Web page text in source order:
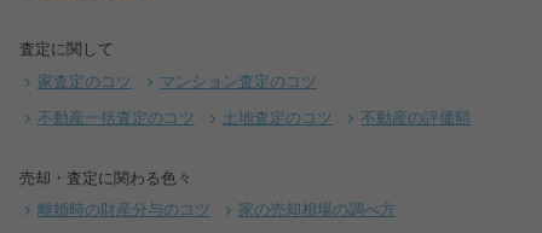
査定に関して
家査定のコツ マンション査定のコツ
不動産一括査定のコツ 土地査定のコツ 不動産の評価額
売却・査定に関わる色々
離婚時の財産分与のコツ 家の売却相場の調べ方